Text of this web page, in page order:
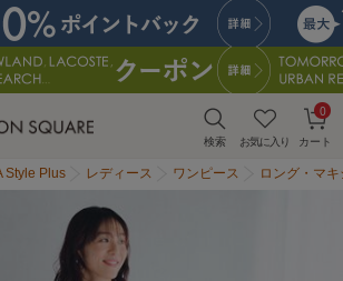
検索 お気に入り カート
0
Style Plus レディース ワンピース ロング・マ